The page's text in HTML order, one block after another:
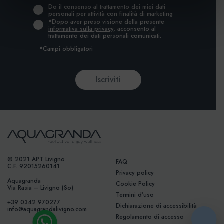
Do il consenso al trattamento dei miei dati
personali per attività con finalità di marketing
*Dopo aver preso visione della presente
informativa sulla privacy, acconsento al
trattamento dei dati personali comunicati.
*Campi obbligatori
© 2021 APT Livigno
C.F. 92015260141
Aquagranda
Via Rasia – Livigno (So)
+39 0342 970277
info@aquagrandalivigno.com
FAQ
Privacy policy
Cookie Policy
Termini d’uso
Dichiarazione di accessibilità
Regolamento di accesso